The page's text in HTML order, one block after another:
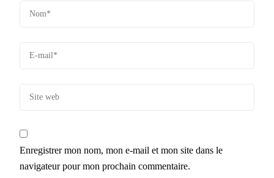
Enregistrer mon nom, mon e-mail et mon site dans le
navigateur pour mon prochain commentaire.